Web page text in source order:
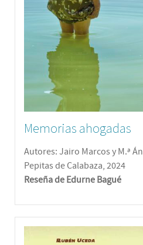
Memorias ahogadas
Autores: Jairo Marcos y M.ª
Pepitas de Calabaza, 2024
Reseña de Edurne Bagué